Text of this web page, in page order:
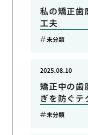
私の矯正歯
工夫
未分類
矯正中の歯
ぎを防ぐテ
2025.08.10
未分類